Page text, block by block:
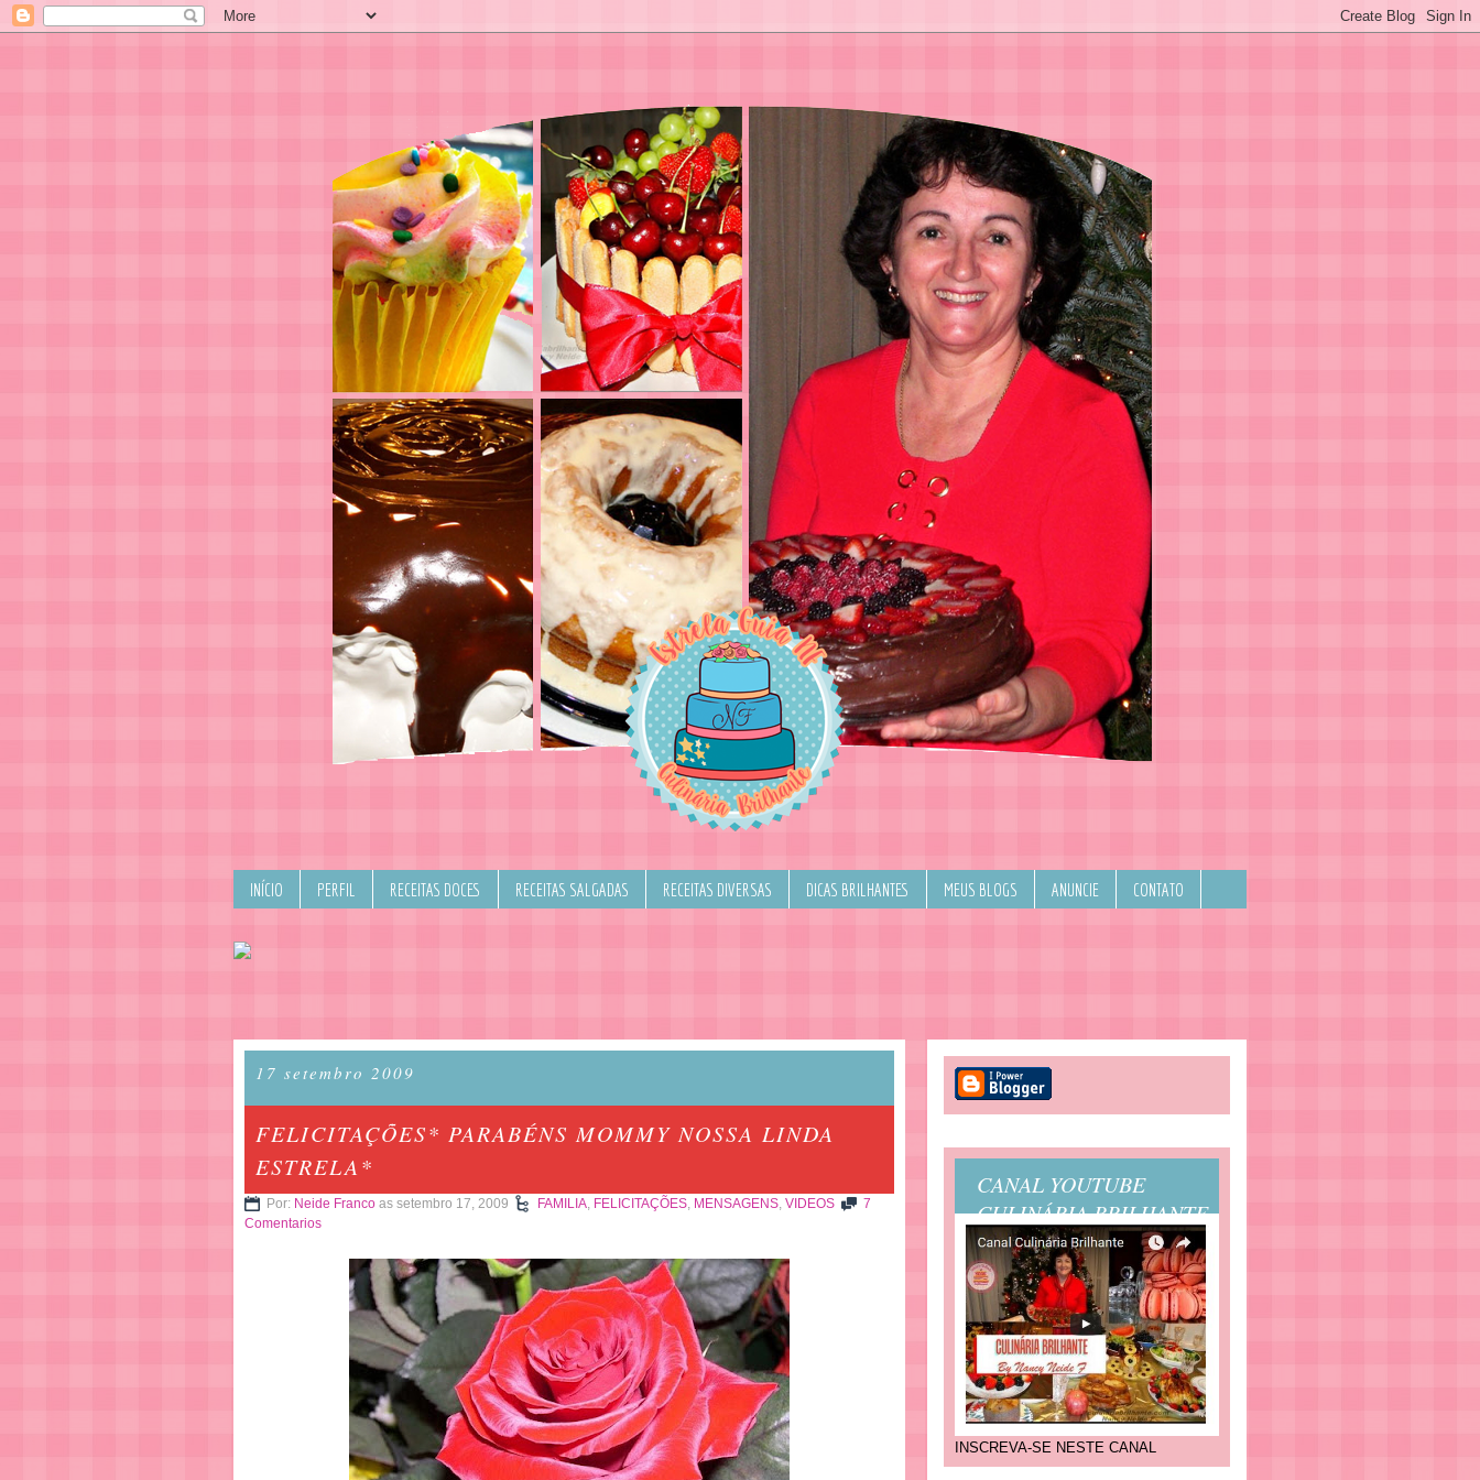
INÍCIO PERFIL RECEITAS DOCES RECEITAS SALGADAS RECEITAS DIVERSAS DICAS BRILHANTES MEUS BLOGS ANUNCIE CONTATO
17 setembro 2009
FELICITAÇÕES* PARABÉNS MOMMY NOSSA LINDA
ESTRELA*
Por: Neide Franco as setembro 17, 2009 FAMILIA, FELICITAÇÕES, MENSAGENS, VIDEOS
7
Comentarios
CANAL YOUTUBE
CULINÁRIA BRILHANTE
INSCREVA-SE NESTE CANAL